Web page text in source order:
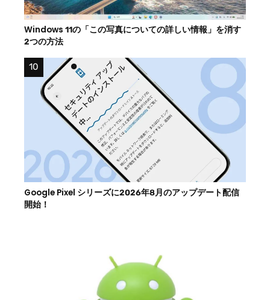
Windows 11の「この写真についての詳しい情報」を消す
2つの方法
Google Pixel シリーズに2026年8月のアップデート配信
開始！